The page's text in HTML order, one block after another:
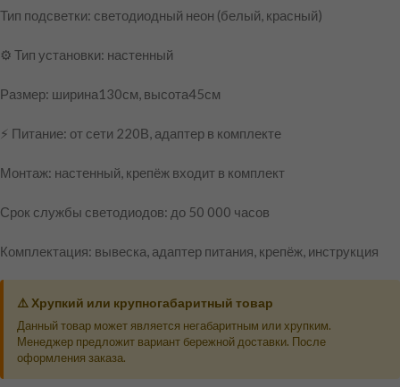
Тип подсветки: светодиодный неон (белый, красный)
⚙️ Тип установки: настенный
Размер: ширина130см, высота45см
⚡ Питание: от сети 220В, адаптер в комплекте
Монтаж: настенный, крепёж входит в комплект
Срок службы светодиодов: до 50 000 часов
Комплектация: вывеска, адаптер питания, крепёж, инструкция
⚠️ Хрупкий или крупногабаритный товар
Данный товар может является негабаритным или хрупким.
Менеджер предложит вариант бережной доставки. После
оформления заказа.